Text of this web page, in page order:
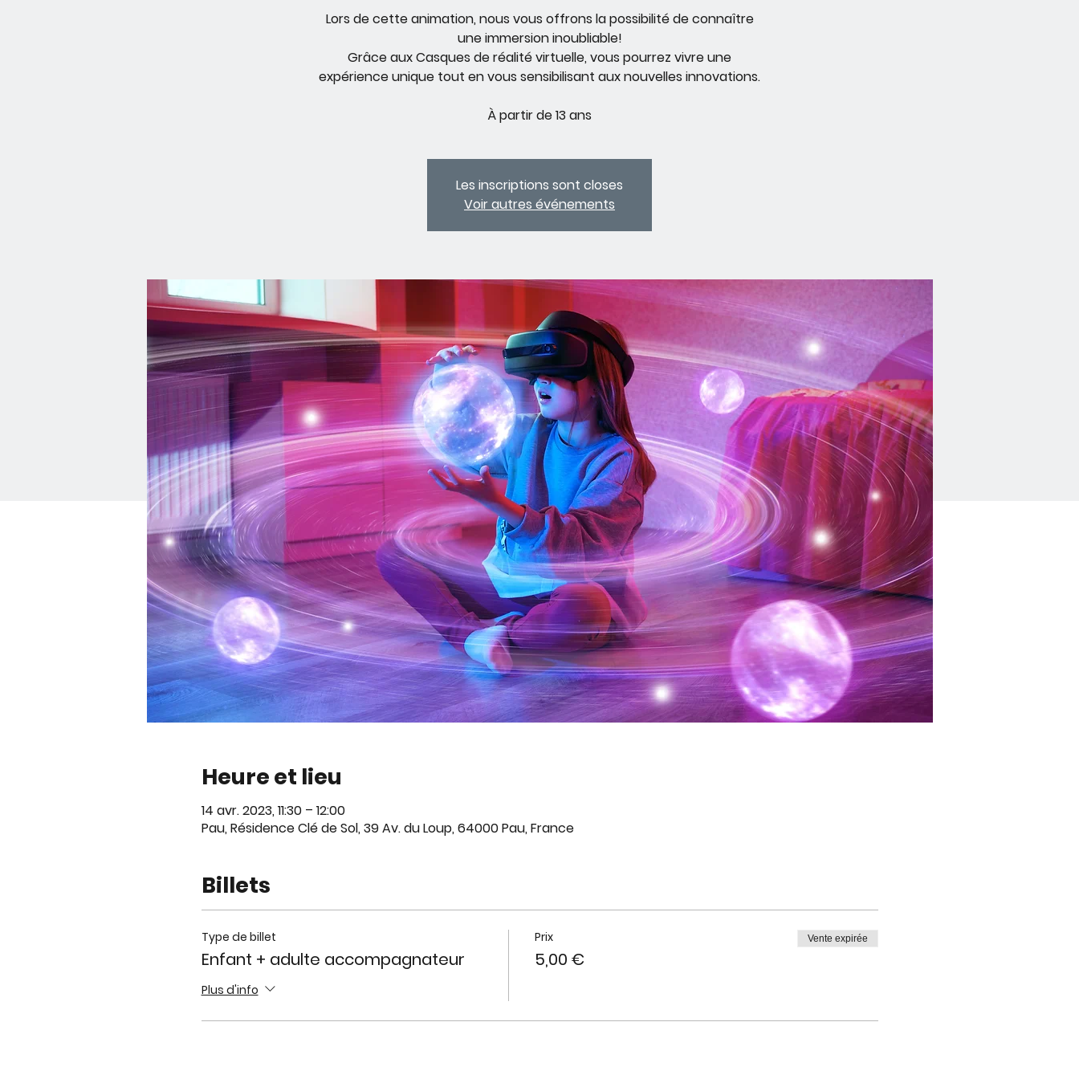
Lors de cette animation, nous vous offrons la possibilité de connaître
une immersion inoubliable!
Grâce aux Casques de réalité virtuelle, vous pourrez vivre une
expérience unique tout en vous sensibilisant aux nouvelles innovations.
À partir de 13 ans
Les inscriptions sont closes
Voir autres événements
Heure et lieu
14 avr. 2023, 11:30 – 12:00
Pau, Résidence Clé de Sol, 39 Av. du Loup, 64000 Pau, France
Billets
Type de billet
Enfant + adulte accompagnateur
Plus d'info
Prix
5,00 €
Vente expirée